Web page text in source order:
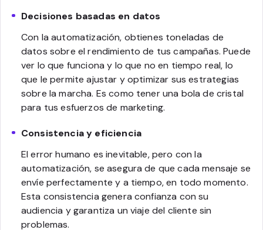
Decisiones basadas en datos
Con la automatización, obtienes toneladas de
datos sobre el rendimiento de tus campañas. Puede
ver lo que funciona y lo que no en tiempo real, lo
que le permite ajustar y optimizar sus estrategias
sobre la marcha. Es como tener una bola de cristal
para tus esfuerzos de marketing.
Consistencia y eficiencia
El error humano es inevitable, pero con la
automatización, se asegura de que cada mensaje se
envíe perfectamente y a tiempo, en todo momento.
Esta consistencia genera confianza con su
audiencia y garantiza un viaje del cliente sin
problemas.